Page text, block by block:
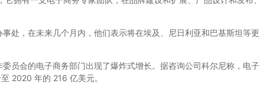
，在未来几个月内，他们表示将在埃及、尼日利亚和巴基斯坦等更
会的电子商务部门出现了爆炸式增长。据咨询公司科尔尼称，电子
2020 年的 216 亿美元。